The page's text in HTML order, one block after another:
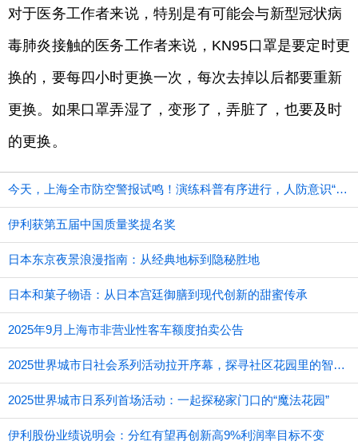
对于医务工作者来说，特别是有可能会与新型冠状病
毒肺炎接触的医务工作者来说，KN95口罩是要定时更
换的，要每四小时更换一次，每次去掉以后都要重新
更换。如果口罩弄湿了，变形了，弄脏了，也要及时
的更换。
今天，上海全市防空警报试鸣！演练科普有序进行，人防意识“声入人心”
伊利获第五届中国质量奖提名奖
日本东京夜景浪漫指南：从经典地标到隐秘胜地
日本和菓子物语：从日本宫廷御膳到现代创新的甜蜜传承
2025年9月上海市非营业性客车额度拍卖公告
2025世界城市日社会系列活动拉开序幕，探寻社区花园里的智慧应用
2025世界城市日系列首场活动：一起探秘家门口的“魔法花园”
伊利股份业绩说明会：分红有望再创新高9%利润率目标不变